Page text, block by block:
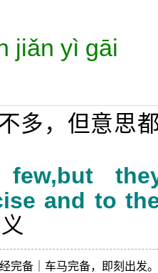
jiǎn yì gāi
多，但意思
and to
完备｜车马完备，即刻出发。